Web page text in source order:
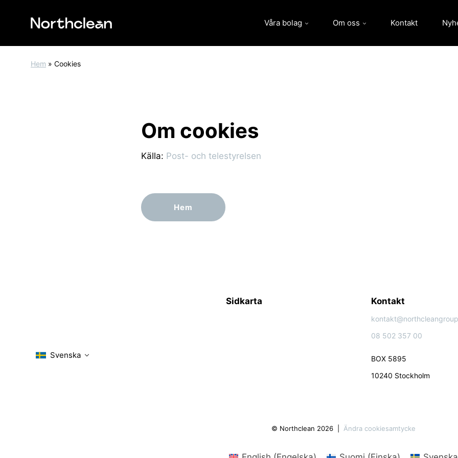
Våra bolag Om oss Kontakt
Hem » Cookies
Om cookies
Källa: Post- och telestyrelsen
Hem
Sidkarta Kontakt
08 502 357 00
BOX 5895
10240 Stockholm
© Northclean 2026 Ändra cookiesamtycke